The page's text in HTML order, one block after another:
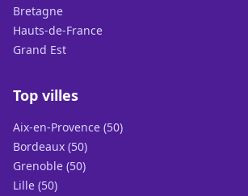
Bretagne
Hauts-de-France
Grand Est
Top villes
Aix-en-Provence (50)
Bordeaux (50)
Grenoble (50)
Lille (50)